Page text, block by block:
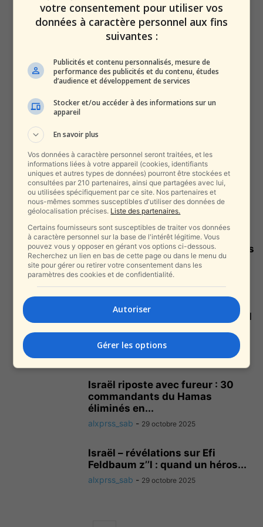
alxprss_sab - 4 janvier 2026
? L’Europe hésite, des soldats
étrangers évoqués,...
alxprss_sab - 19 décembre 2025
alxprss_sab
Gaza : des images satellite
montrent « des quartiers entiers
rasés...
Rafah : Israël dément les rumeurs
sur la dépouille d’Hadar Goldin...
alxprss_sab - 6 novembre 2025
Le Hamas gagne du temps, Israël
bloquées...
Israël riposte avec fureur : 30
commandants du Hamas
éliminés en...
alxprss_sab - 29 octobre 2025
Israël – révélations sur Efi
Feldbaum z’’l : quand un héros...
alxprss_sab - 29 octobre 2025
votre consentement pour utiliser vos
données à caractère personnel aux fins
suivantes :
Publicités et contenu personnalisés, mesure de
performance des publicités et du contenu, études
d’audience et développement de services
Stocker et/ou accéder à des informations sur un
appareil
En savoir plus
Vos données à caractère personnel seront traitées, et les
informations liées à votre appareil (cookies, identifiants
uniques et autres types de données) pourront être stockées et
consultées par 210 partenaires, ainsi que partagées avec lui,
ou utilisées spécifiquement par ce site. Nos partenaires et
nous-mêmes sommes susceptibles d'utiliser des données de
géolocalisation précises. Liste des partenaires.
Certains fournisseurs sont susceptibles de traiter vos données
à caractère personnel sur la base de l'intérêt légitime. Vous
pouvez vous y opposer en gérant vos options ci-dessous.
Recherchez un lien en bas de cette page ou dans le menu du
site pour gérer ou retirer votre consentement dans les
paramètres des cookies et de confidentialité.
Autoriser
Gérer les options